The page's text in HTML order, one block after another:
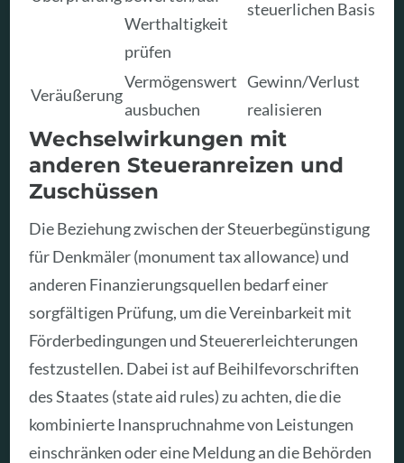
Werthaltigkeit
prüfen
steuerlichen Basis
Veräußerung
Vermögenswert
ausbuchen
Gewinn/Verlust
realisieren
Wechselwirkungen mit
anderen Steueranreizen und
Zuschüssen
Die Beziehung zwischen der Steuerbegünstigung
für Denkmäler (monument tax allowance) und
anderen Finanzierungsquellen bedarf einer
sorgfältigen Prüfung, um die Vereinbarkeit mit
Förderbedingungen und Steuererleichterungen
festzustellen. Dabei ist auf Beihilfevorschriften
des Staates (state aid rules) zu achten, die die
kombinierte Inanspruchnahme von Leistungen
einschränken oder eine Meldung an die Behörden